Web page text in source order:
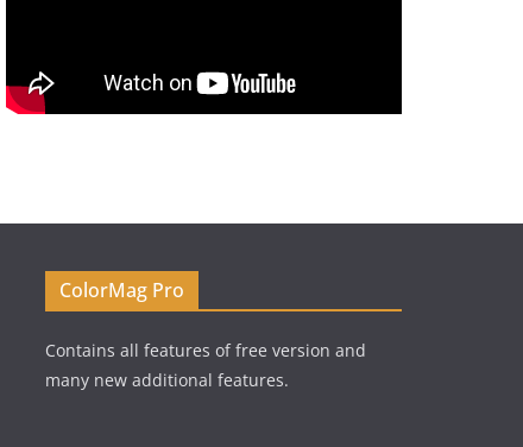
ColorMag Pro
Contains all features of free version and
many new additional features.